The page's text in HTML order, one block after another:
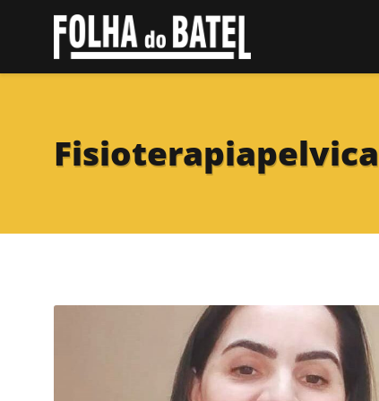
Fisioterapiapelvica